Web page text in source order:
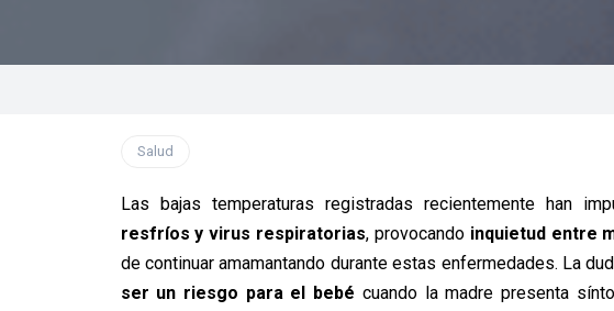
Salud
Las bajas temperaturas registradas recientemente han
resfríos y virus respiratorias, provocando inquietud entre
de continuar amamantando durante estas enfermedades. La
ser un riesgo para el bebé cuando la madre presenta